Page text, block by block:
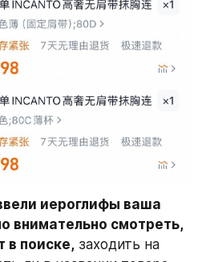
иероглифы ваша
внимательно смотреть,
в поиске, заходить на